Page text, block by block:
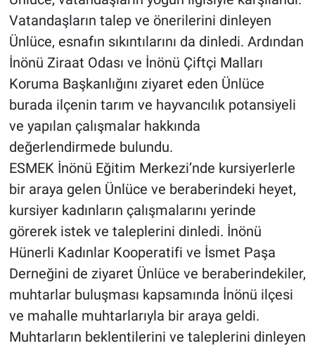
Vatandaşların talep ve önerilerini dinleyen
Ünlüce, esnafın sıkıntılarını da dinledi. Ardından
İnönü Ziraat Odası ve İnönü Çiftçi Malları
Koruma Başkanlığını ziyaret eden Ünlüce
burada ilçenin tarım ve hayvancılık potansiyeli
ve yapılan çalışmalar hakkında
değerlendirmede bulundu.
ESMEK İnönü Eğitim Merkezi’nde kursiyerlerle
bir araya gelen Ünlüce ve beraberindeki heyet,
kursiyer kadınların çalışmalarını yerinde
görerek istek ve taleplerini dinledi. İnönü
Hünerli Kadınlar Kooperatifi ve İsmet Paşa
Derneğini de ziyaret Ünlüce ve beraberindekiler,
muhtarlar buluşması kapsamında İnönü ilçesi
ve mahalle muhtarlarıyla bir araya geldi.
Muhtarların beklentilerini ve taleplerini dinleyen